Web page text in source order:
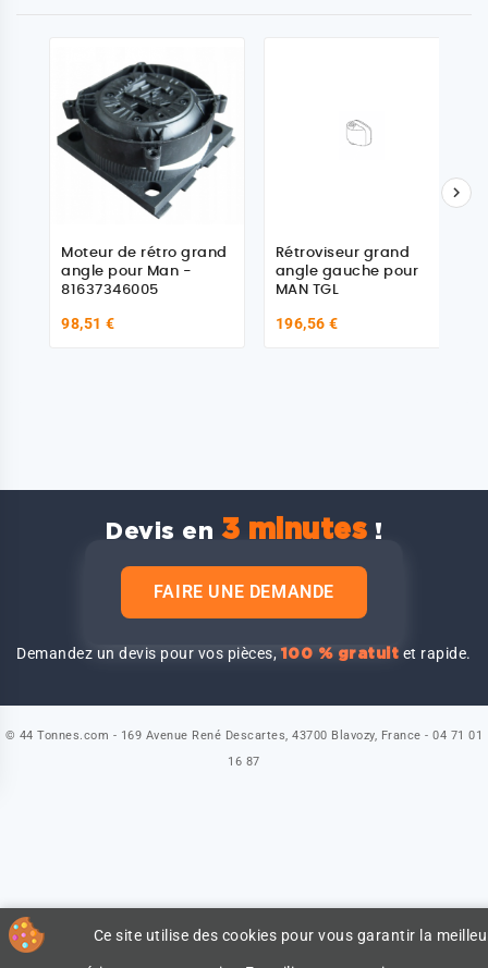
Moteur de rétro grand
angle pour Man -
81637346005
98,51 €
Rétroviseur grand
angle gauche pour
MAN TGL
196,56 €

Devis en 3 minutes !
FAIRE UNE DEMANDE
Demandez un devis pour vos pièces,100 % gratuit et rapide.
Ce site utilise des cookies pour vous garantir la
© 44 Tonnes.com - 169 Avenue René Descartes, 43700 Blavozy, France - 04 71 01
16 87